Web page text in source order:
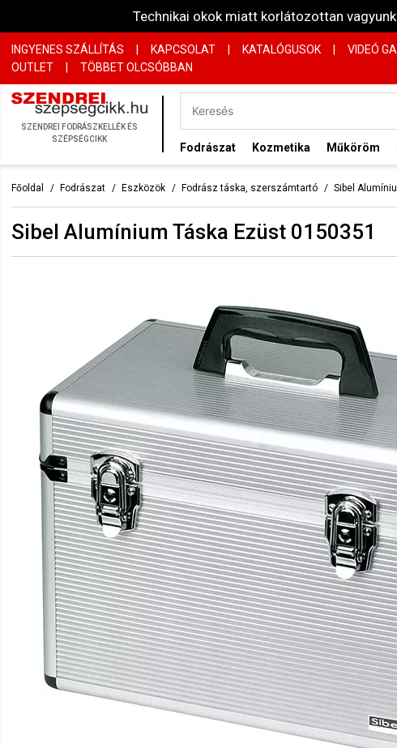
Technikai okok miatt korlátozottan
INGYENES SZÁLLÍTÁS KAPCSOLAT KATALÓGUSOK VIDEÓ
OUTLET
| TÖBBET OLCSÓBBAN
SZENDREI FODRÁSZKELLÉK ÉS
SZÉPSÉGCIKK
Fodrászat Kozmetika Műköröm
Főoldal Fodrászat Eszközök Fodrász táska, szerszámtartó Sibel
Sibel Alumínium Táska Ezüst 0150351